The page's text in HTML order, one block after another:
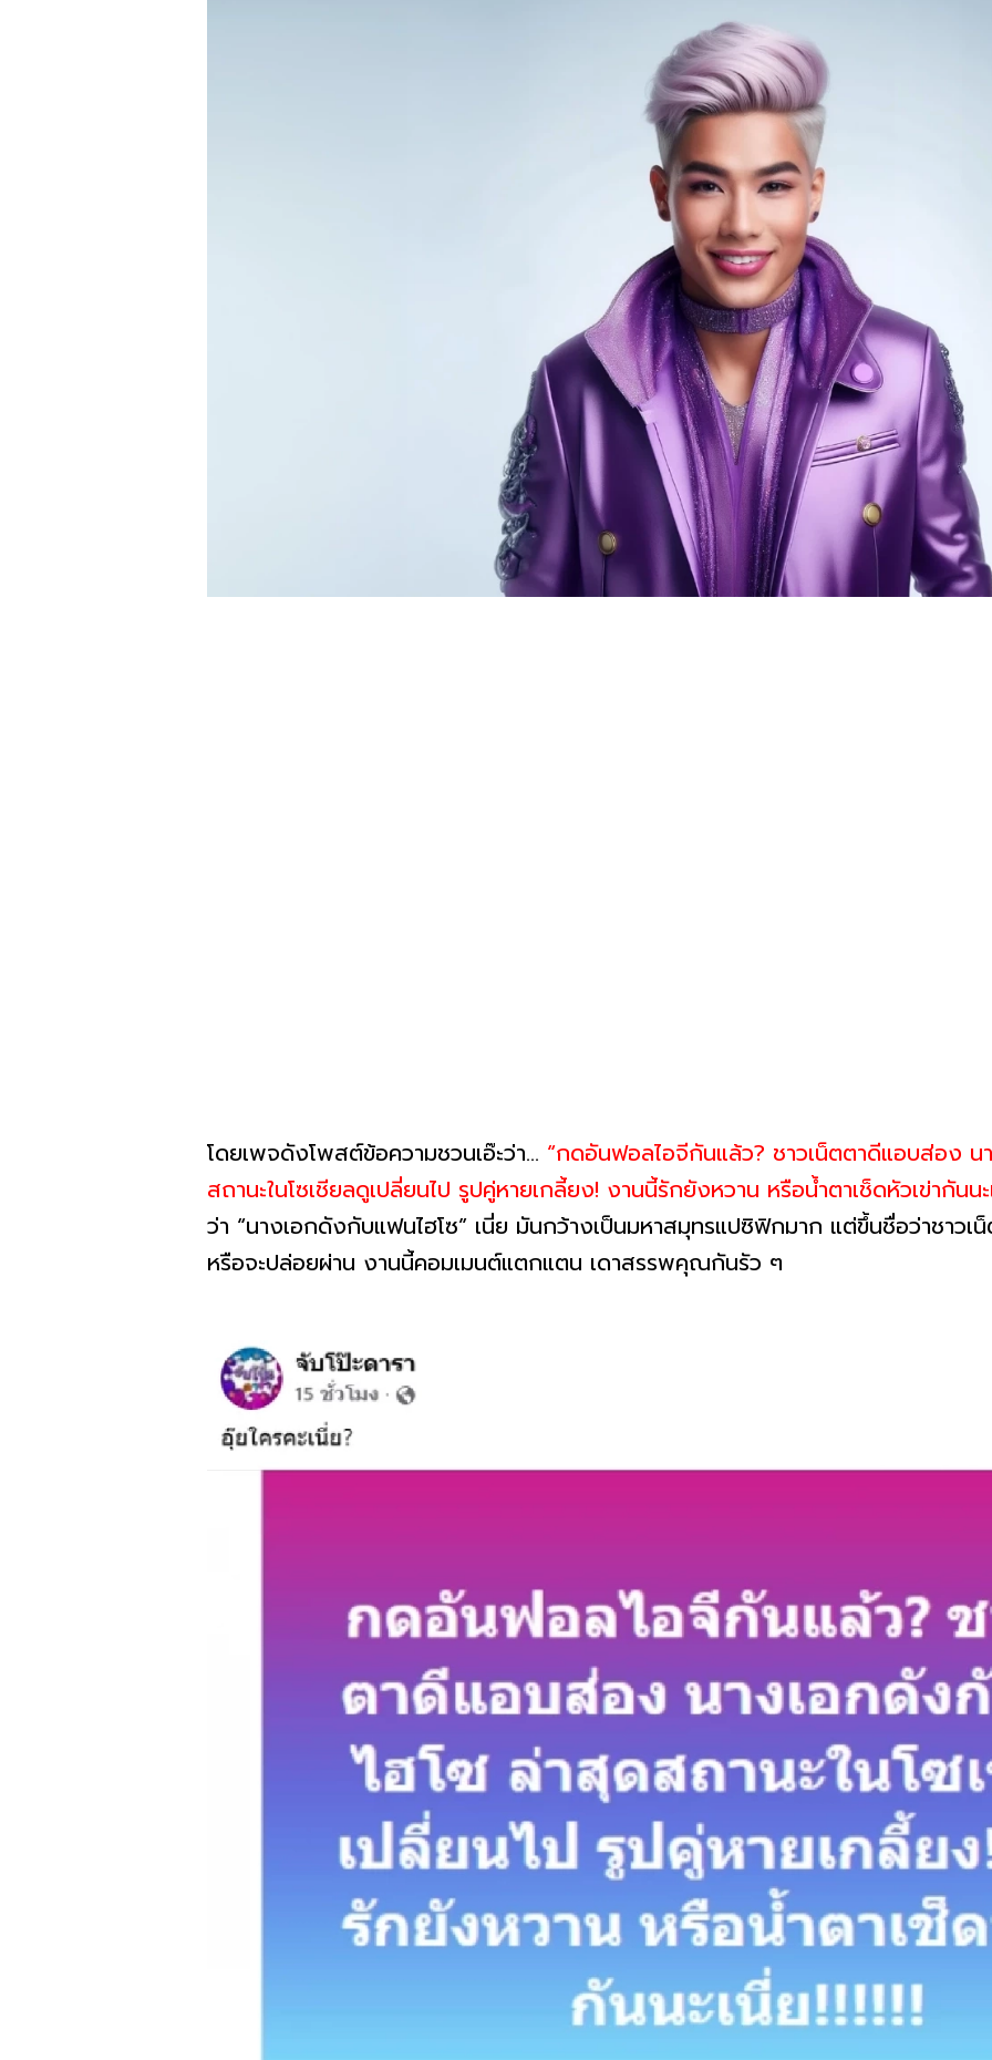
โดยเพจดังโพสต์ข้อความชวนเอ๊ะว่า... “กดอันฟอลไอจีกันแล้ว? ชาวเน็ตตาดีแอบส่อง
สถานะในโซเชียลดูเปลี่ยนไป รูปคู่หายเกลี้ยง! งานนี้รักยังหวาน หรือน้ำตาเช็ดหัวเข่ากันนะ
ว่า “นางเอกดังกับแฟนไฮโซ” เนี่ย มันกว้างเป็นมหาสมุทรแปซิฟิกมาก แต่ขึ้นชื่อว่าชาวเ
หรือจะปล่อยผ่าน งานนี้คอมเมนต์แตกแตน เดาสรรพคุณกันรัว ๆ